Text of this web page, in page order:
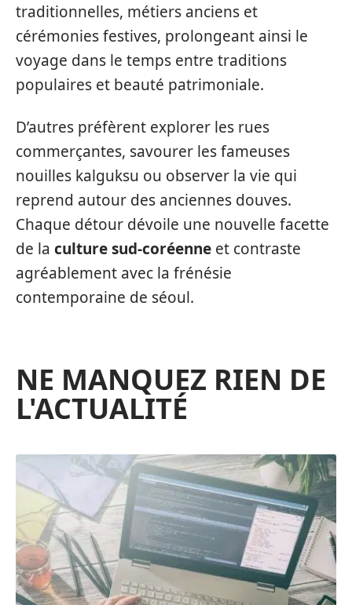
traditionnelles, métiers anciens et
cérémonies festives, prolongeant ainsi le
voyage dans le temps entre traditions
populaires et beauté patrimoniale.
D’autres préfèrent explorer les rues
commerçantes, savourer les fameuses
nouilles kalguksu ou observer la vie qui
reprend autour des anciennes douves.
Chaque détour dévoile une nouvelle facette
de la culture sud-coréenne et contraste
agréablement avec la frénésie
contemporaine de séoul.
NE MANQUEZ RIEN DE
L'ACTUALITÉ